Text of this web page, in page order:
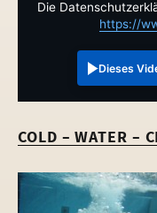
Die
https://
Dieses
COLD – WATER –